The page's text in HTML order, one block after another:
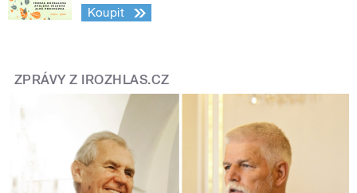
Koupit
ZPRÁVY Z IROZHLAS.CZ